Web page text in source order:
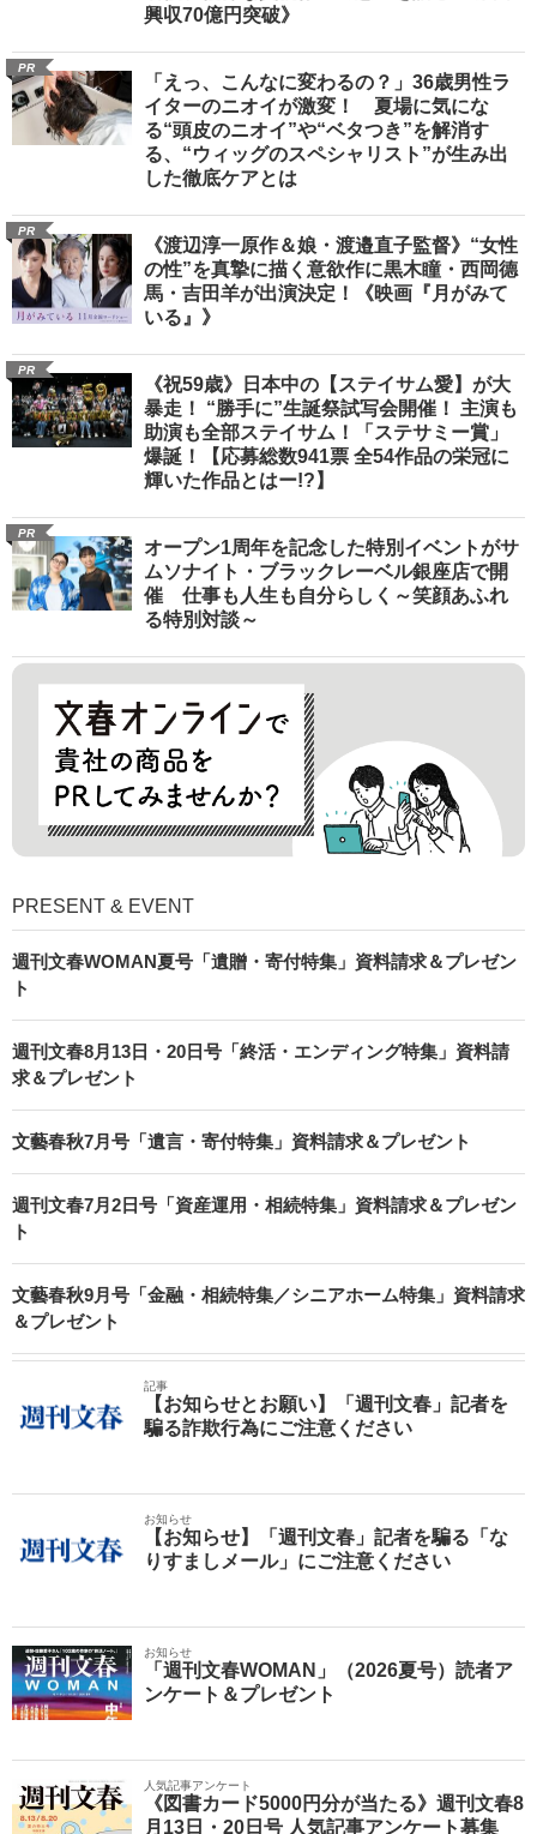
興収70億円突破》
PR
「えっ、こんなに変わるの？」36歳男性ラ
イターのニオイが激変！ 夏場に気にな
る“頭皮のニオイ”や“ベタつき”を解消す
る、“ウィッグのスペシャリスト”が生み出
した徹底ケアとは
PR
《渡辺淳一原作＆娘・渡邉直子監督》“女性
の性”を真摯に描く意欲作に黒木瞳・西岡德
馬・吉田羊が出演決定！《映画『月がみて
いる』》
PR
《祝59歳》日本中の【ステイサム愛】が大
暴走！ “勝手に”生誕祭試写会開催！ 主演も
助演も全部ステイサム！「ステサミー賞」
爆誕！【応募総数941票 全54作品の栄冠に
輝いた作品とはー!?】
PR
オープン1周年を記念した特別イベントがサ
ムソナイト・ブラックレーベル銀座店で開
催 仕事も人生も自分らしく～笑顔あふれ
る特別対談～
PRESENT & EVENT
週刊文春WOMAN夏号「遺贈・寄付特集」資料請求＆プレゼン
ト
週刊文春8月13日・20日号「終活・エンディング特集」資料請
求＆プレゼント
文藝春秋7月号「遺言・寄付特集」資料請求＆プレゼント
週刊文春7月2日号「資産運用・相続特集」資料請求＆プレゼン
ト
文藝春秋9月号「金融・相続特集／シニアホーム特集」資料請求
＆プレゼント
記事
【お知らせとお願い】「週刊文春」記者を
騙る詐欺行為にご注意ください
お知らせ
【お知らせ】「週刊文春」記者を騙る「な
りすましメール」にご注意ください
お知らせ
「週刊文春WOMAN」（2026夏号）読者ア
ンケート＆プレゼント
人気記事アンケート
《図書カード5000円分が当たる》週刊文春8
月13日・20日号 人気記事アンケート募集